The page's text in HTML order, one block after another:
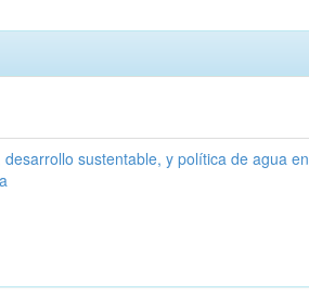
desarrollo sustentable, y política de agua en